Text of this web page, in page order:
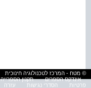
© מטח - המרכז לטכנולוגיה חינוכית
אינדקס הספרים
תקנון הספרייה
פרטיות
הסדרי נגישות עזרה